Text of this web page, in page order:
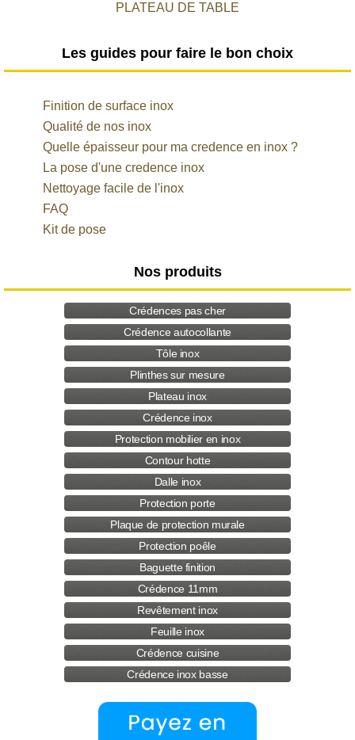
PLATEAU DE TABLE
Les guides pour faire le bon choix
Finition de surface inox
Qualité de nos inox
Quelle épaisseur pour ma credence en inox ?
La pose d'une credence inox
Nettoyage facile de l'inox
FAQ
Kit de pose
Nos produits
Crédences pas cher
Crédence autocollante
Tôle inox
Plinthes sur mesure
Plateau inox
Crédence inox
Protection mobilier en inox
Contour hotte
Dalle inox
Protection porte
Plaque de protection murale
Protection poêle
Baguette finition
Crédence 11mm
Revêtement inox
Feuille inox
Crédence cuisine
Crédence inox basse